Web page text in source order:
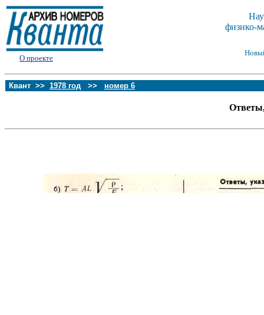
О проекте
физико-
Квант >> 1978 год >> номер 6